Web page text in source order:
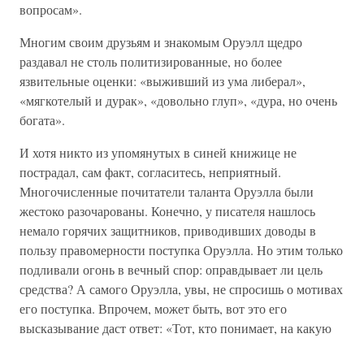
вопросам».
Многим своим друзьям и знакомым Оруэлл щедро
раздавал не столь политизированные, но более
язвительные оценки: «выживший из ума либерал»,
«мягкотелый и дурак», «довольно глуп», «дура, но очень
богата».
И хотя никто из упомянутых в синей книжице не
пострадал, сам факт, согласитесь, неприятный.
Многочисленные почитатели таланта Оруэлла были
жестоко разочарованы. Конечно, у писателя нашлось
немало горячих защитников, приводивших доводы в
пользу правомерности поступка Оруэлла. Но этим только
подливали огонь в вечный спор: оправдывает ли цель
средства? А самого Оруэлла, увы, не спросишь о мотивах
его поступка. Впрочем, может быть, вот это его
высказывание даст ответ: «Тот, кто понимает, на какую